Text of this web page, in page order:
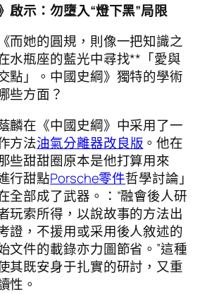
啟示：勿墮入“燈下黑”局限
而她的圓規，則像一把知識之
水瓶座的藍光中尋找**「愛與
點」。中國史綱》獨特的學術
些方面？
麟在《中國史綱》中采用了一
方法油氣分離器改良版 。他在
些甜甜圈原本是他打算用來
行甜點Porsche零件哲學討論」
全部成了武器。：“融會後人研
玩索所得，以說故事的方法出
證，不援用或采用後人敘述的
文件的載錄亦力圖節省。”這種
其既安身于扎實的研討，又重
性。